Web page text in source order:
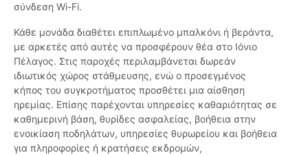
σύνδεση Wi-Fi.
Κάθε μονάδα διαθέτει επιπλωμένο μπαλκόνι ή βεράντα,
με αρκετές από αυτές να προσφέρουν θέα στο Ιόνιο
Πέλαγος. Στις παροχές περιλαμβάνεται δωρεάν
ιδιωτικός χώρος στάθμευσης, ενώ ο προσεγμένος
κήπος του συγκροτήματος προσθέτει μια αίσθηση
ηρεμίας. Επίσης παρέχονται υπηρεσίες καθαριότητας σε
καθημερινή βάση, θυρίδες ασφαλείας, βοήθεια στην
ενοικίαση ποδηλάτων, υπηρεσίες θυρωρείου και βοήθεια
για πληροφορίες ή κρατήσεις εκδρομών,